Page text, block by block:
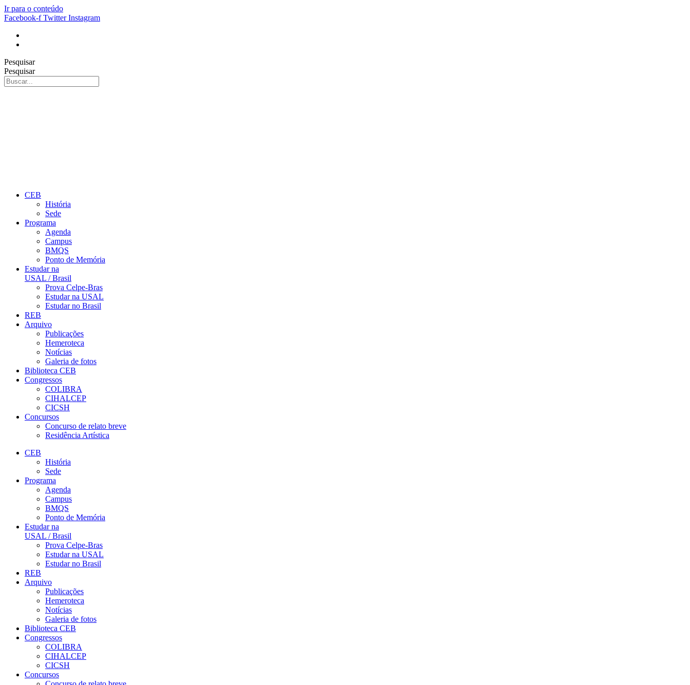
Ir para o conteúdo
Facebook-f Twitter Instagram
Pesquisar
Pesquisar
CEB
História
Sede
Programa
Agenda
Campus
BMQS
Ponto de Memória
Estudar na
USAL / Brasil
Prova Celpe-Bras
Estudar na USAL
Estudar no Brasil
REB
Arquivo
Publicações
Hemeroteca
Notícias
Galeria de fotos
Biblioteca CEB
Congressos
COLIBRA
CIHALCEP
CICSH
Concursos
Concurso de relato breve
Residência Artística
CEB
História
Sede
Programa
Agenda
Campus
BMQS
Ponto de Memória
Estudar na
USAL / Brasil
Prova Celpe-Bras
Estudar na USAL
Estudar no Brasil
REB
Arquivo
Publicações
Hemeroteca
Notícias
Galeria de fotos
Biblioteca CEB
Congressos
COLIBRA
CIHALCEP
CICSH
Concursos